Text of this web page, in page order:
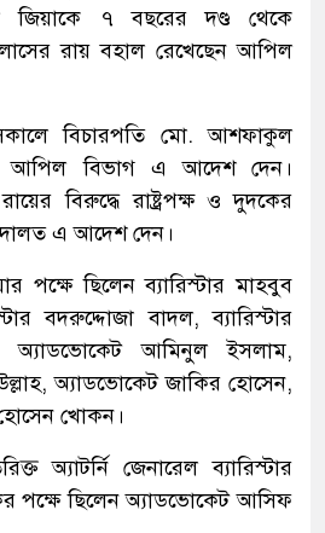
জিয়াকে ৭ বছরের দণ্ড থেকে
রায় বহাল রেখেছেন আপিল
বিচারপতি মো. আশফাকুল
আপিল বিভাগ এ আদেশ দেন।
বিরুদ্ধে রাষ্ট্রপক্ষ ও দুদকের
এ আদেশ দেন।
পক্ষে ছিলেন ব্যারিস্টার মাহবুব
বদরুদ্দোজা বাদল, ব্যারিস্টার
আমিনুল ইসলাম,
অ্যাডভোকেট জাকির হোসেন,
খোকন।
অ্যাটর্নি জেনারেল ব্যারিস্টার
পক্ষে ছিলেন অ্যাডভোকেট আসিফ